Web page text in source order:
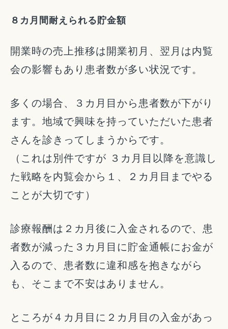
８カ月間耐えられる貯金額
開業時の売上推移は開業初月、翌月は内覧
会の影響もあり患者数が多い状況です。
多くの場合、３カ月目から患者数が下がり
ます。地域で興味を持っていただいた患者
さんを診きってしまうからです。
（これは別件ですが ３カ月目以降を意識し
た戦略を内覧会から１、２カ月目までやる
ことが大切です）
診療報酬は２カ月後に入金されるので、患
者数が減った３カ月目に貯金通帳にお金が
入るので、患者数に違和感を抱きながら
も、そこまで不安はありません。
ところが４カ月目に２カ月目の入金があっ